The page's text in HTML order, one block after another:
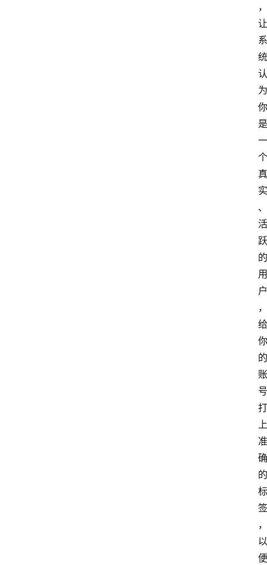
，
让
系
统
认
为
你
是
一
个
真
实
、
活
跃
的
用
户
，
给
你
的
账
号
打
上
准
确
的
标
签
，
以
便